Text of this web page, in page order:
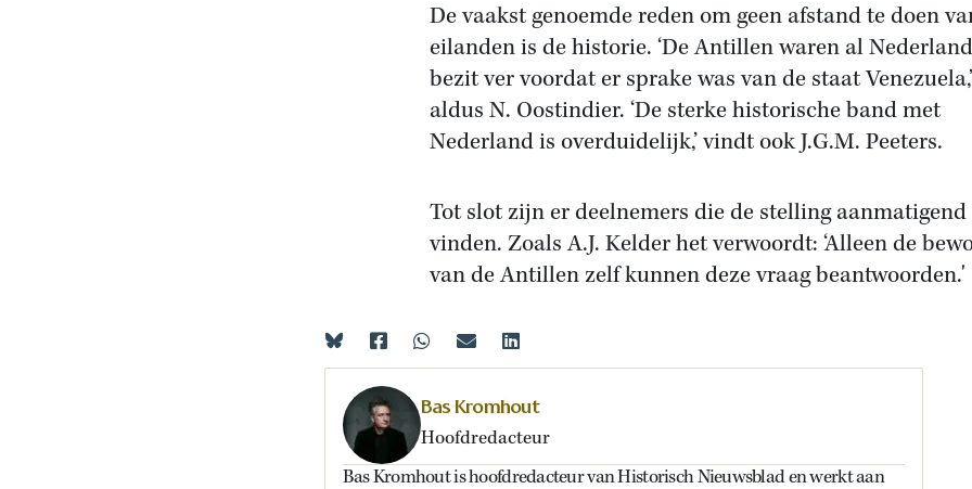
De vaakst genoemde reden om geen afstand te doen
eilanden is de historie. ‘De Antillen waren al
bezit ver voordat er sprake was van de staat Venezuela,’
aldus N. Oostindier. ‘De sterke historische band met
Nederland is overduidelijk,’ vindt ook J.G.M. Peeters.
Tot slot zijn er deelnemers die de stelling aanmatigend
vinden. Zoals A.J. Kelder het verwoordt: ‘Alleen de
van de Antillen zelf kunnen deze vraag beantwoorden.'
Bas Kromhout
Hoofdredacteur
Bas Kromhout is hoofdredacteur van Historisch Nieuwsblad en werkt aan